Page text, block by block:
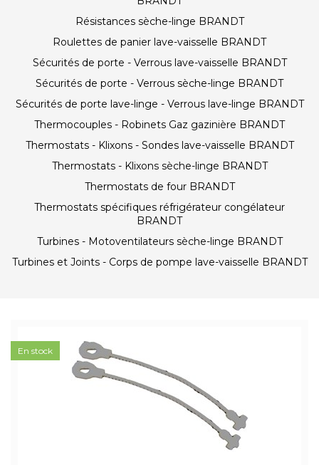
Résistances sèche-linge BRANDT
Roulettes de panier lave-vaisselle BRANDT
Sécurités de porte - Verrous lave-vaisselle BRANDT
Sécurités de porte - Verrous sèche-linge BRANDT
Sécurités de porte lave-linge - Verrous lave-linge BRANDT
Thermocouples - Robinets Gaz gazinière BRANDT
Thermostats - Klixons - Sondes lave-vaisselle BRANDT
Thermostats - Klixons sèche-linge BRANDT
Thermostats de four BRANDT
Thermostats spécifiques réfrigérateur congélateur
BRANDT
Turbines - Motoventilateurs sèche-linge BRANDT
Turbines et Joints - Corps de pompe lave-vaisselle BRANDT
En stock